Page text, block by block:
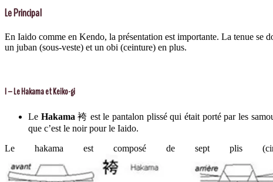
Le Principal
En Iaido comme en Kendo, la présentation est importante. La tenue se
un juban (sous-veste) et un obi (ceinture) en plus.
I – Le Hakama et Keiko-gi
Le Hakama 袴 est le pantalon plissé qui était porté par les
que c’est le noir pour le Iaido.
Le hakama est composé de sept plis